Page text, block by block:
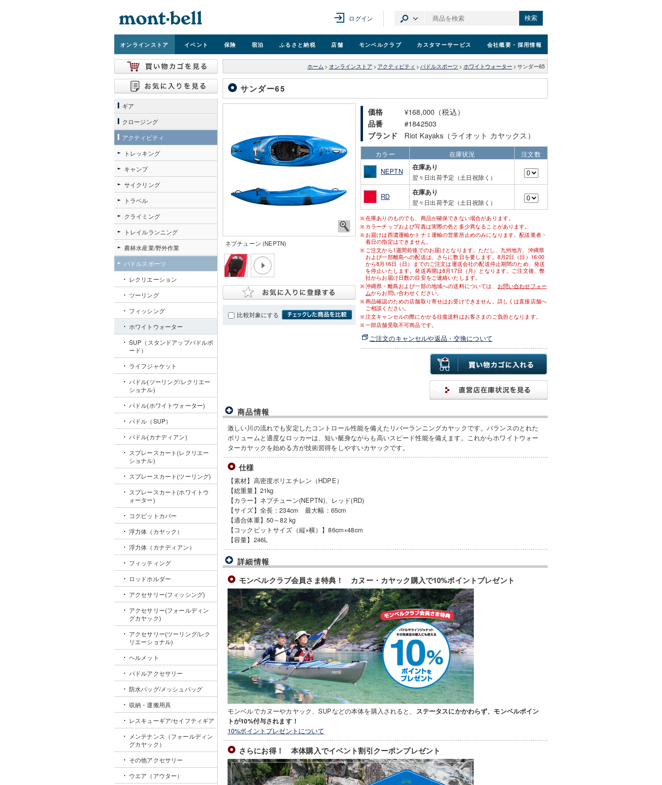
ログイン 検索
オンラインストア イベント 保険 宿泊 ふるさと納税 店舗 モンベルクラブ カスタマーサービス 会社概要 ・採用情報
ホーム > オンラインストア > アクティビティ > パドルスポーツ > ホワイトウォーター > サンダー65
サンダー65
ネプチューン (NEPTN)
比較対象にする
価格 ¥168,000（税込）
品番 #1842503
ブランド Riot Kayaks（ライオット カヤックス）
カラー 在庫状況
注文数
NEPTN
在庫あり
翌々日出荷予定（土日祝除く）
RD 在庫あり
翌々日出荷予定（土日祝除く）
在庫ありのものでも、商品が確保できない場合があります。
カラーチップおよび写真は実際の色と多少異なることがあります。
お届けは西濃運輸かトナミ運輸の営業所止めのみになります。配送業者・
着日の指定はできません。
ご注文から1週間前後でのお届けとなります。ただし、九州地方、沖縄県
および一部離島への配送は、さらに数日を要します。8月2日（日）16:00
から8月16日（日）までのご注文は運送会社の配送停止期間のため、発送
を停止いたします。発送再開は8月17日（月）となります。ご注文後、弊
社からお届け日数の目安をご連絡いたします。
沖縄県・離島および一部の地域への送料については、 お問い合わせフォー
ムからお問い合わせください。
商品確認のための店舗取り寄せはお受けできません。詳しくは直接店舗へ
ご相談ください。
注文キャンセルの際にかかる往復送料はお客さまのご負担となります。
一部店舗受取不可商品です。
ご注文のキャンセルや返品・交換について
商品情報
激しい川の流れでも安定したコントロール性能を備えたリバーランニングカヤックです。バランスのとれた
ボリュームと適度なロッカーは、短い艇身ながらも高いスピード性能を備えます。これからホワイトウォー
ターカヤックを始める方が技術習得をしやすいカヤックです。
仕様
【素材】高密度ポリエチレン（HDPE）
【総重量】21kg
【カラー】ネプチューン(NEPTN)、レッド(RD)
【サイズ】全長：234cm 最大幅：65cm
【適合体重】50～82 kg
【コックピットサイズ（縦×横）】86cm×48cm
【容量】246L
詳細情報
モンベルクラブ会員さま特典！ カヌー・カヤック購入で10%ポイントプレゼント
モンベルでカヌーやカヤック、SUPなどの本体を購入されると、
ステータスにかかわらず、モンベルポイン
トが10%付与されます！
10%ポイントプレゼントについて
さらにお得！ 本体購入でイベント割引クーポンプレゼント
ギア
クロージング
アクティビティ
トレッキング
キャンプ
サイクリング
トラベル
クライミング
トレイルランニング
農林水産業/野外作業
パドルスポーツ
レクリエーション
ツーリング
フィッシング
ホワイトウォーター
SUP（スタンドアップパドルボ
ード）
ライフジャケット
パドル(ツーリング/レクリエー
ショナル)
パドル(ホワイトウォーター)
パドル（SUP）
パドル(カナディアン)
スプレースカート(レクリエー
ショナル)
スプレースカート(ツーリング)
スプレースカート(ホワイトウ
ォーター)
コクピットカバー
浮力体（カヤック）
浮力体（カナディアン）
フィッティング
ロッドホルダー
アクセサリー(フィッシング)
アクセサリー(フォールディン
グカヤック)
アクセサリー(ツーリング/レク
リエーショナル)
ヘルメット
パドルアクセサリー
防水バッグ/メッシュバッグ
収納・運搬用具
レスキューギア/セイフティギア
メンテナンス（フォールディン
グカヤック）
その他アクセサリー
ウエア（アウター）